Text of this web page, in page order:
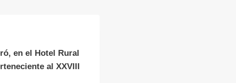
en el Hotel Rural
al XXVIII